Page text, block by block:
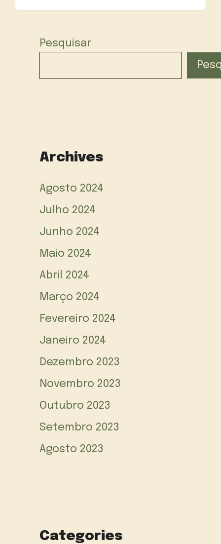
Pesquisar
Archives
Agosto 2024
Julho 2024
Junho 2024
Maio 2024
Abril 2024
Março 2024
Fevereiro 2024
Janeiro 2024
Dezembro 2023
Novembro 2023
Outubro 2023
Setembro 2023
Agosto 2023
Categories